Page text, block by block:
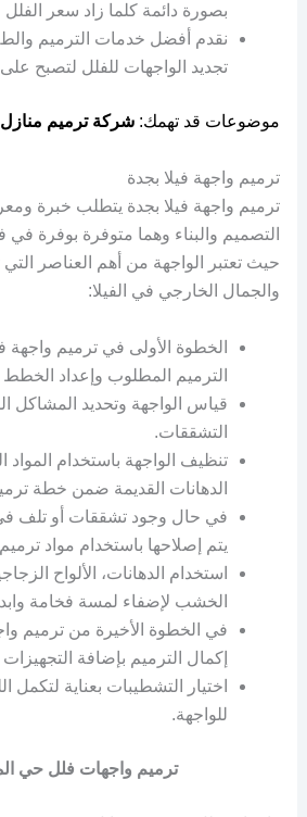
بصورة دائمة كلما زاد سعر الفلل
نقدم أفضل خدمات الترميم
تجديد الواجهات للفلل لتصبح
موضوعات قد تهمك: شركة ترميم
ترميم واجهة فيلا بجدة
ترميم واجهة فيلا بجدة يتطلب خبرة
التصميم والبناء وهما متوفرة بوفرة
حيث تعتبر الواجهة من أهم العناصر التي
والجمال الخارجي في الفيلا:
الخطوة الأولى في ترميم واجهة
الترميم المطلوب وإعداد
قياس الواجهة وتحديد المشاكل
التشققات.
تنظيف الواجهة باستخدام المواد
الدهانات القديمة ضمن خطة
في حال وجود تشققات أو تلف في
يتم إصلاحها باستخدام مواد
استخدام الدهانات، الألواح
الخشب لإضفاء لمسة فخامة
في الخطوة الأخيرة من ترميم
إكمال الترميم بإضافة التجهيزات
اختيار التشطيبات بعناية لتكمل
للواجهة.
ترميم واجهات فلل حي